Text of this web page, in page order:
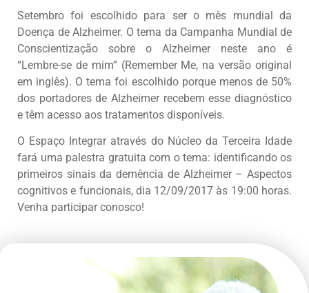
Setembro foi escolhido para ser o mês mundial da
Doença de Alzheimer. O tema da Campanha Mundial de
Conscientização sobre o Alzheimer neste ano é
“Lembre-se de mim” (Remember Me, na versão original
em inglês). O tema foi escolhido porque menos de 50%
dos portadores de Alzheimer recebem esse diagnóstico
e têm acesso aos tratamentos disponíveis.
O Espaço Integrar através do Núcleo da Terceira Idade
fará uma palestra gratuita com o tema: identificando os
primeiros sinais da demência de Alzheimer – Aspectos
cognitivos e funcionais, dia 12/09/2017 às 19:00 horas.
Venha participar conosco!